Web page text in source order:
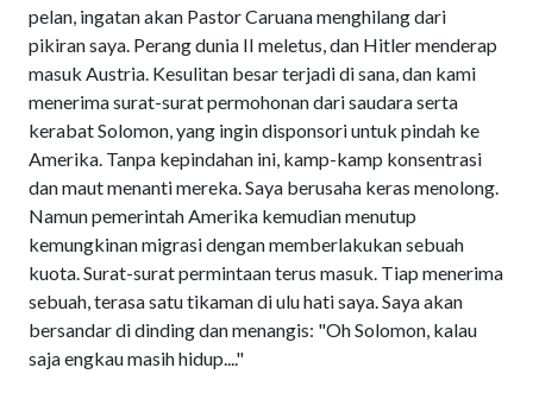
pelan, ingatan akan Pastor Caruana menghilang dari
pikiran saya. Perang dunia II meletus, dan Hitler menderap
masuk Austria. Kesulitan besar terjadi di sana, dan kami
menerima surat-surat permohonan dari saudara serta
kerabat Solomon, yang ingin disponsori untuk pindah ke
Amerika. Tanpa kepindahan ini, kamp-kamp konsentrasi
dan maut menanti mereka. Saya berusaha keras menolong.
Namun pemerintah Amerika kemudian menutup
kemungkinan migrasi dengan memberlakukan sebuah
kuota. Surat-surat permintaan terus masuk. Tiap menerima
sebuah, terasa satu tikaman di ulu hati saya. Saya akan
bersandar di dinding dan menangis: "Oh Solomon, kalau
saja engkau masih hidup...."